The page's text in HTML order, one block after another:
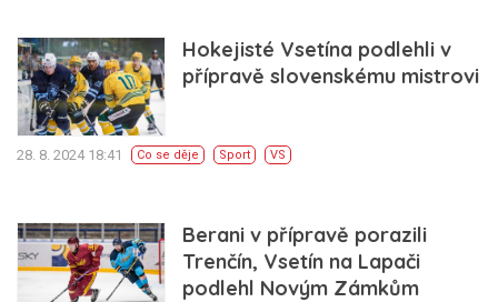
Hokejisté Vsetína podlehli v
přípravě slovenskému mistrovi
28. 8. 2024 18:41 Co se děje Sport VS
Berani v přípravě porazili
Trenčín, Vsetín na Lapači
podlehl Novým Zámkům